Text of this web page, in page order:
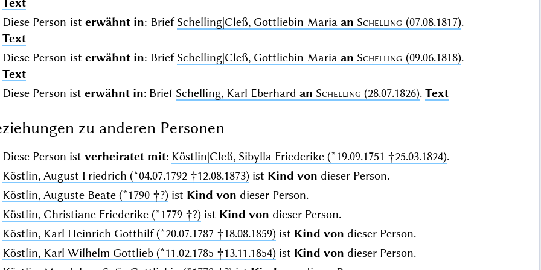
Diese Person ist erwähnt in: BriefSchelling|Cleß, Gottliebin Mariaan Schelling (07.08.1817).
Text
Diese Person ist erwähnt in: BriefSchelling|Cleß, Gottliebin Mariaan Schelling (09.06.1818).
Text
Diese Person ist erwähnt in: BriefSchelling, Karl Eberhard an Schelling (28.07.1826). Text
zu anderen Personen
Diese Person ist verheiratet mit: Köstlin|Cleß, Sibylla Friederike (*19.09.1751 †25.03.1824).
Köstlin, August Friedrich (*04.07.1792 †12.08.1873)ist Kind von dieser Person.
Köstlin, Auguste Beate (*1790 †?)ist Kind von dieser Person.
Köstlin, Christiane Friederike (*1779 †?)ist Kind von dieser Person.
Köstlin, Karl Heinrich Gotthilf (*20.07.1787 †18.08.1859)ist Kind von dieser Person.
Köstlin, Karl Wilhelm Gottlieb (*11.02.1785 †13.11.1854)ist Kind von dieser Person.